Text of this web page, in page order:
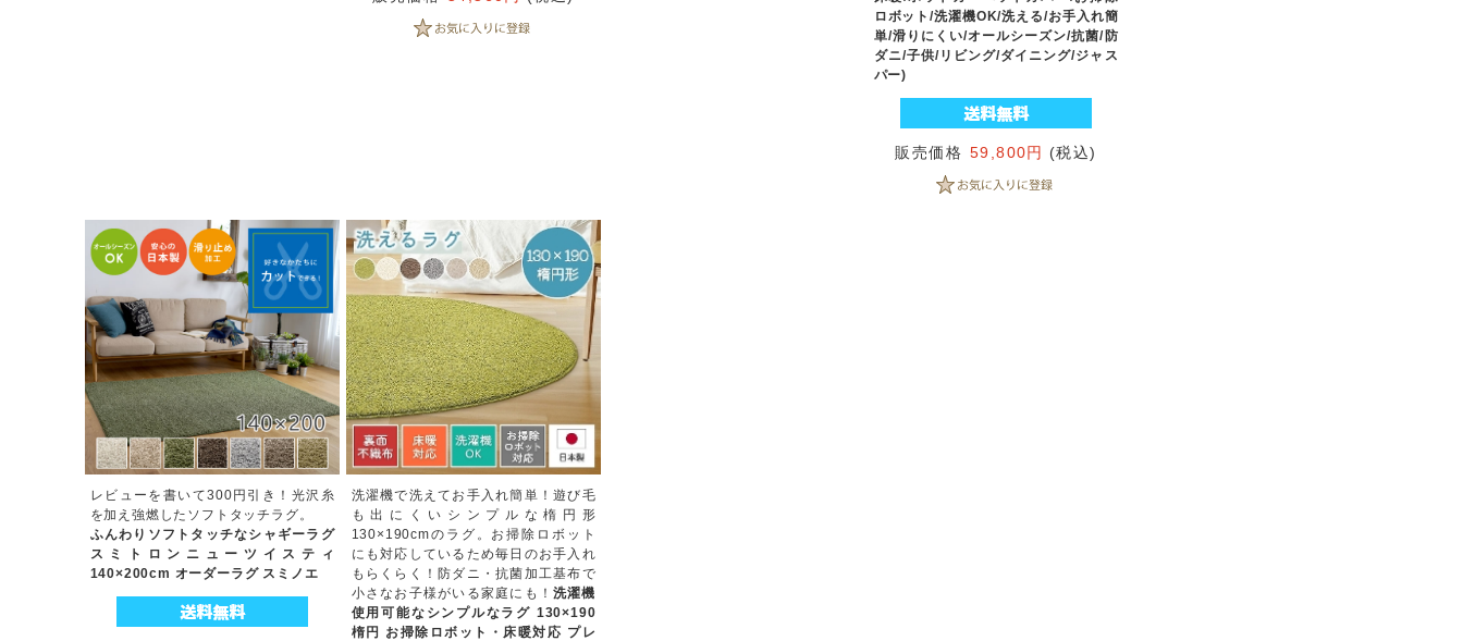
ロボット/洗濯機OK/洗える/お手入れ簡
単/滑りにくい/オールシーズン/抗菌/防
ダニ/子供/リビング/ダイニング/ジャス
パー)
販売価格 59,800円 (税込)
レビューを書いて300円引き！光沢糸
を加え強燃したソフトタッチラグ。
ふんわりソフトタッチなシャギーラグ
スミトロンニューツイスティ
140×200cm オーダーラグ スミノエ
洗濯機で洗えてお手入れ簡単！遊び毛
も出にくいシンプルな楕円形
130×190cmのラグ。お掃除ロボット
にも対応しているため毎日のお手入れ
もらくらく！防ダニ・抗菌加工基布で
小さなお子様がいる家庭にも！洗濯機
使用可能なシンプルなラグ 130×190
楕円 お掃除ロボット・床暖対応 プレ